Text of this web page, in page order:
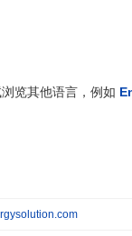
ECONOMIC DATA WEB3
览其他语言，例如